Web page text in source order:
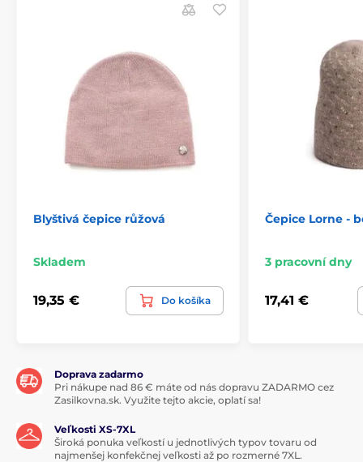
Blyštivá čepice růžová
Skladem
19,35 € Do košíka
Čepice Lorne -
3 pracovní dny
17,41 €
Doprava zadarmo
Pri nákupe nad 86 € máte od nás dopravu ZADARMO cez
Zasilkovna.sk. Využite tejto akcie, oplatí sa!
Veľkosti XS-7XL
Široká ponuka veľkostí u jednotlivých typov tovaru od
najmenšej konfekčnej veľkosti až po rozmerné 7XL.